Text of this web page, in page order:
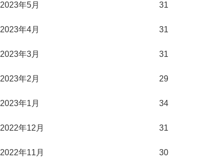
2023年5月 31
2023年4月 31
2023年3月 31
2023年2月 29
2023年1月 34
2022年12月 31
2022年11月 30